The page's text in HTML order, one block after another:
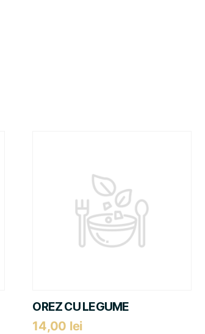
OREZ CU LEGUME
14,00 lei